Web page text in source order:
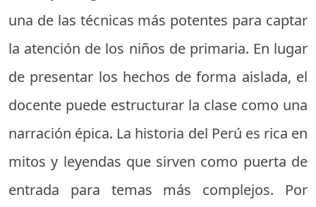
una de las técnicas más potentes para captar
la atención de los niños de primaria. En lugar
de presentar los hechos de forma aislada, el
docente puede estructurar la clase como una
narración épica. La historia del Perú es rica en
mitos y leyendas que sirven como puerta de
entrada para temas más complejos. Por